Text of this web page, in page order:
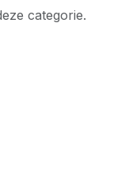
categorie.